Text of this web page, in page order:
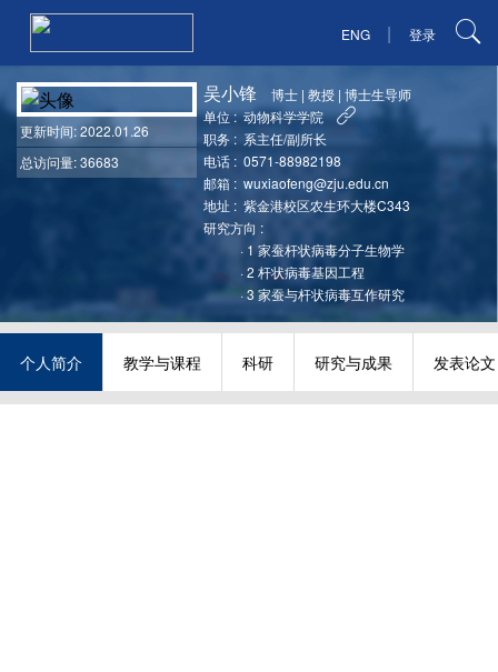
ENG | 登录
更新时间: 2022.01.26
总访问量: 36683
吴小锋 博士 |教授 |博士生导师
单位 : 动物科学学院
职务 : 系主任/副所长
电话 : 0571-88982198
邮箱 : wuxiaofeng@zju.edu.cn
地址 : 紫金港校区农生环大楼C343
研究方向 :
· 1 家蚕杆状病毒分子生物学
·2 杆状病毒基因工程
·3 家蚕与杆状病毒互作研究
个人简介 教学与课程 科研 研究与成果 发表论文